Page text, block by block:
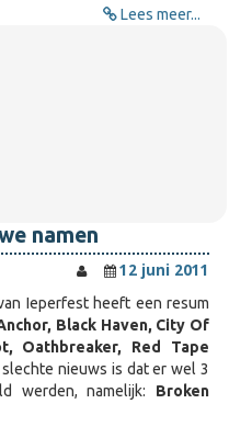
Lees meer...
namen
12 juni 2011
Ieperfest heeft een resum
Black Haven, City Of
Oathbreaker, Red Tape
nieuws is dat er wel 3
werden, namelijk: Broken